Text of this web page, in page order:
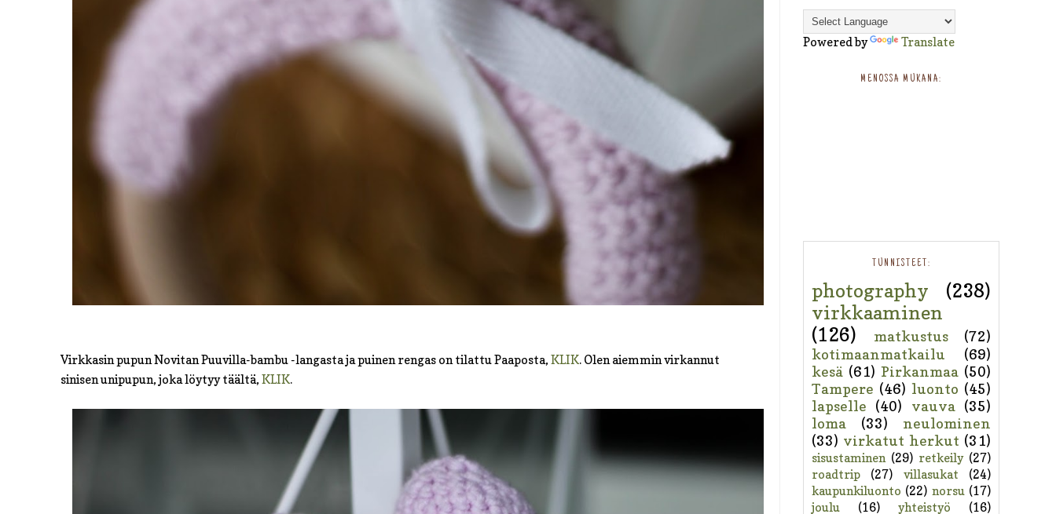
Virkkasin pupun Novitan Puuvilla-bambu -langasta ja puinen rengas on tilattu Paaposta, KLIK. Olen aiemmin virkannut
sinisen unipupun, joka löytyy täältä, KLIK.
Powered by Translate
MENOSSA MUKANA:
TUNNISTEET:
photography
(238)
virkkaaminen
(126)
matkustus
(72)
kotimaanmatkailu
(69)
kesä (61) Pirkanmaa (50)
Tampere (46) luonto (45)
lapselle
(40) vauva (35)
loma
(33)
neulominen
(33) virkatut herkut (31)
sisustaminen (29) retkeily (27)
roadtrip
(27) villasukat
(24)
kaupunkiluonto (22) norsu (17)
joulu
(16) yhteistyö (16)